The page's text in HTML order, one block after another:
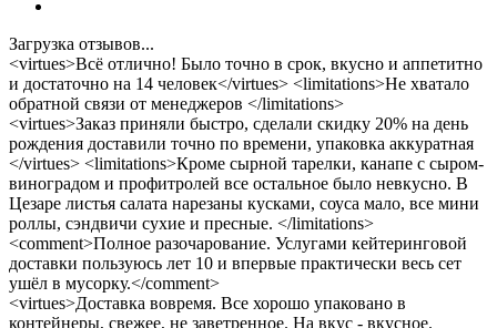
Загрузка отзывов...
<virtues>Всё отлично! Было точно в срок, вкусно и аппетитно
и достаточно на 14 человек</virtues> <limitations>Не хватало
обратной связи от менеджеров </limitations>
<virtues>Заказ приняли быстро, сделали скидку 20% на день
рождения доставили точно по времени, упаковка аккуратная
</virtues> <limitations>Кроме сырной тарелки, канапе с сыром-
виноградом и профитролей все остальное было невкусно. В
Цезаре листья салата нарезаны кусками, соуса мало, все мини
роллы, сэндвичи сухие и пресные. </limitations>
<comment>Полное разочарование. Услугами кейтеринговой
доставки пользуюсь лет 10 и впервые практически весь сет
ушёл в мусорку.</comment>
<virtues>Доставка вовремя. Все хорошо упаковано в
контейнеры, свежее, не заветренное. На вкус - вкусное.